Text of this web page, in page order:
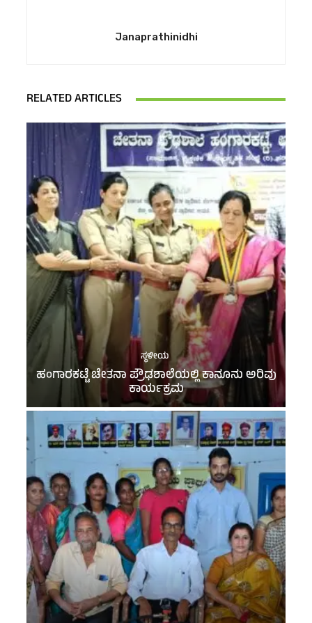
Janaprathinidhi
RELATED ARTICLES
ಸ್ಥಳೀಯ
ಹಂಗಾರಕಟ್ಟೆ ಚೇತನಾ ಪ್ರೌಢಶಾಲೆಯಲ್ಲಿ ಕಾನೂನು ಅರಿವು
ಕಾರ್ಯಕ್ರಮ